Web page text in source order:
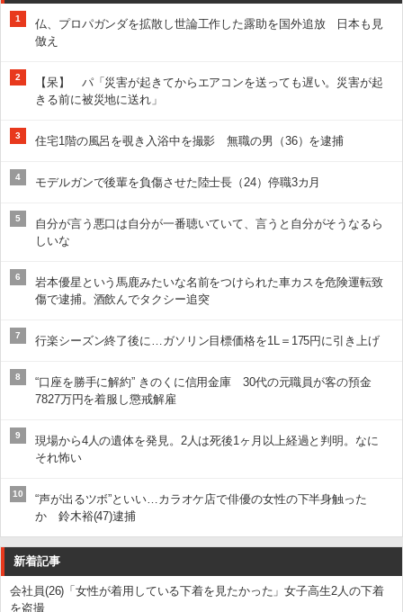
1
仏、プロパガンダを拡散し世論工作した露助を国外追放 日本も見
倣え
2
【呆】 パ「災害が起きてからエアコンを送っても遅い。災害が起
きる前に被災地に送れ」
3 住宅1階の風呂を覗き入浴中を撮影 無職の男（36）を逮捕
4 モデルガンで後輩を負傷させた陸士長（24）停職3カ月
5
自分が言う悪口は自分が一番聴いていて、言うと自分がそうなるら
しいな
6
岩本優星という馬鹿みたいな名前をつけられた車カスを危険運転致
傷で逮捕。酒飲んでタクシー追突
7 行楽シーズン終了後に…ガソリン目標価格を1L＝175円に引き上げ
8
“口座を勝手に解約” きのくに信用金庫 30代の元職員が客の預金
7827万円を着服し懲戒解雇
9
現場から4人の遺体を発見。2人は死後1ヶ月以上経過と判明。なに
それ怖い
10
“声が出るツボ”といい…カラオケ店で俳優の女性の下半身触った
か 鈴木裕(47)逮捕
新着記事
会社員(26)「女性が着用している下着を見たかった」女子高生2人の下着
を盗撮